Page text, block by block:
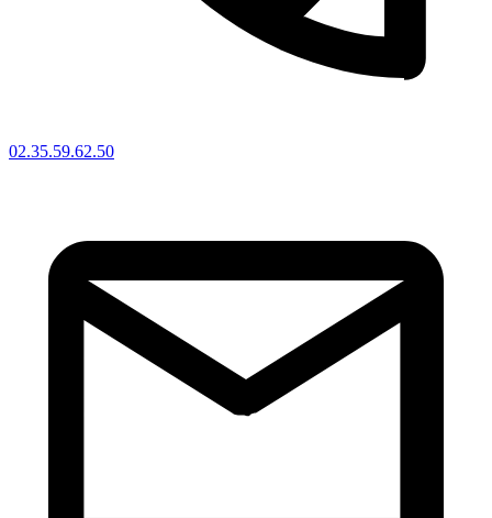
02.35.59.62.50